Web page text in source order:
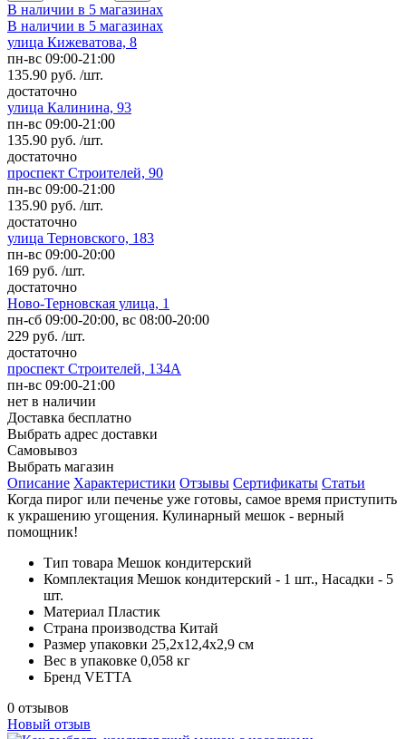
В наличии в 5 магазинах
В наличии в 5 магазинах
улица Кижеватова, 8
пн-вс 09:00-21:00
135.90 руб. /шт.
достаточно
улица Калинина, 93
пн-вс 09:00-21:00
135.90 руб. /шт.
достаточно
проспект Строителей, 90
пн-вс 09:00-21:00
135.90 руб. /шт.
достаточно
улица Терновского, 183
пн-вс 09:00-20:00
169 руб. /шт.
достаточно
Ново-Терновская улица, 1
пн-сб 09:00-20:00, вс 08:00-20:00
229 руб. /шт.
достаточно
проспект Строителей, 134А
пн-вс 09:00-21:00
нет в наличии
Доставка бесплатно
Выбрать адрес доставки
Самовывоз
Выбрать магазин
Описание Характеристики Отзывы Сертификаты Статьи
Когда пирог или печенье уже готовы, самое время приступить
к украшению угощения. Кулинарный мешок - верный
помощник!
Тип товара Мешок кондитерский
Комплектация Мешок кондитерский - 1 шт., Насадки - 5
шт.
Материал Пластик
Страна производства Китай
Размер упаковки 25,2х12,4х2,9 см
Вес в упаковке 0,058 кг
Бренд VETTA
0 отзывов
Новый отзыв